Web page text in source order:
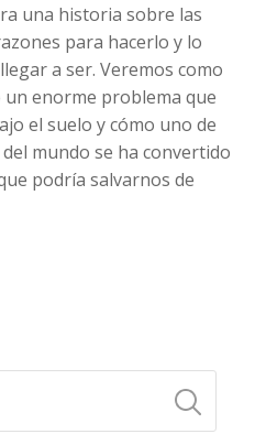
una historia sobre las
para hacerlo y lo
a ser. Veremos como
enorme problema que
el suelo y cómo uno de
mundo se ha convertido
podría salvarnos de